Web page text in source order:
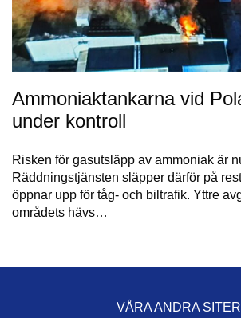
Ammoniaktankarna vid
under kontroll
Risken för gasutsläpp av ammoniak är
Räddningstjänsten släpper därför på
öppnar upp för tåg- och biltrafik. Yttre
områdets hävs…
VÅRA ANDRA SITER